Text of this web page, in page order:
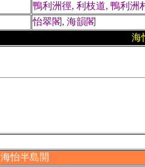
鴨利洲徑, 利枝道, 鴨利洲
怡翠閣, 海韻閣
海
海怡半島開